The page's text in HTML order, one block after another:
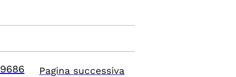
9686 Pagina successiva